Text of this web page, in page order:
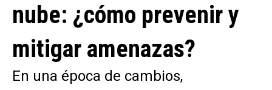
nube: ¿cómo prevenir y
mitigar amenazas?
En una época de cambios,